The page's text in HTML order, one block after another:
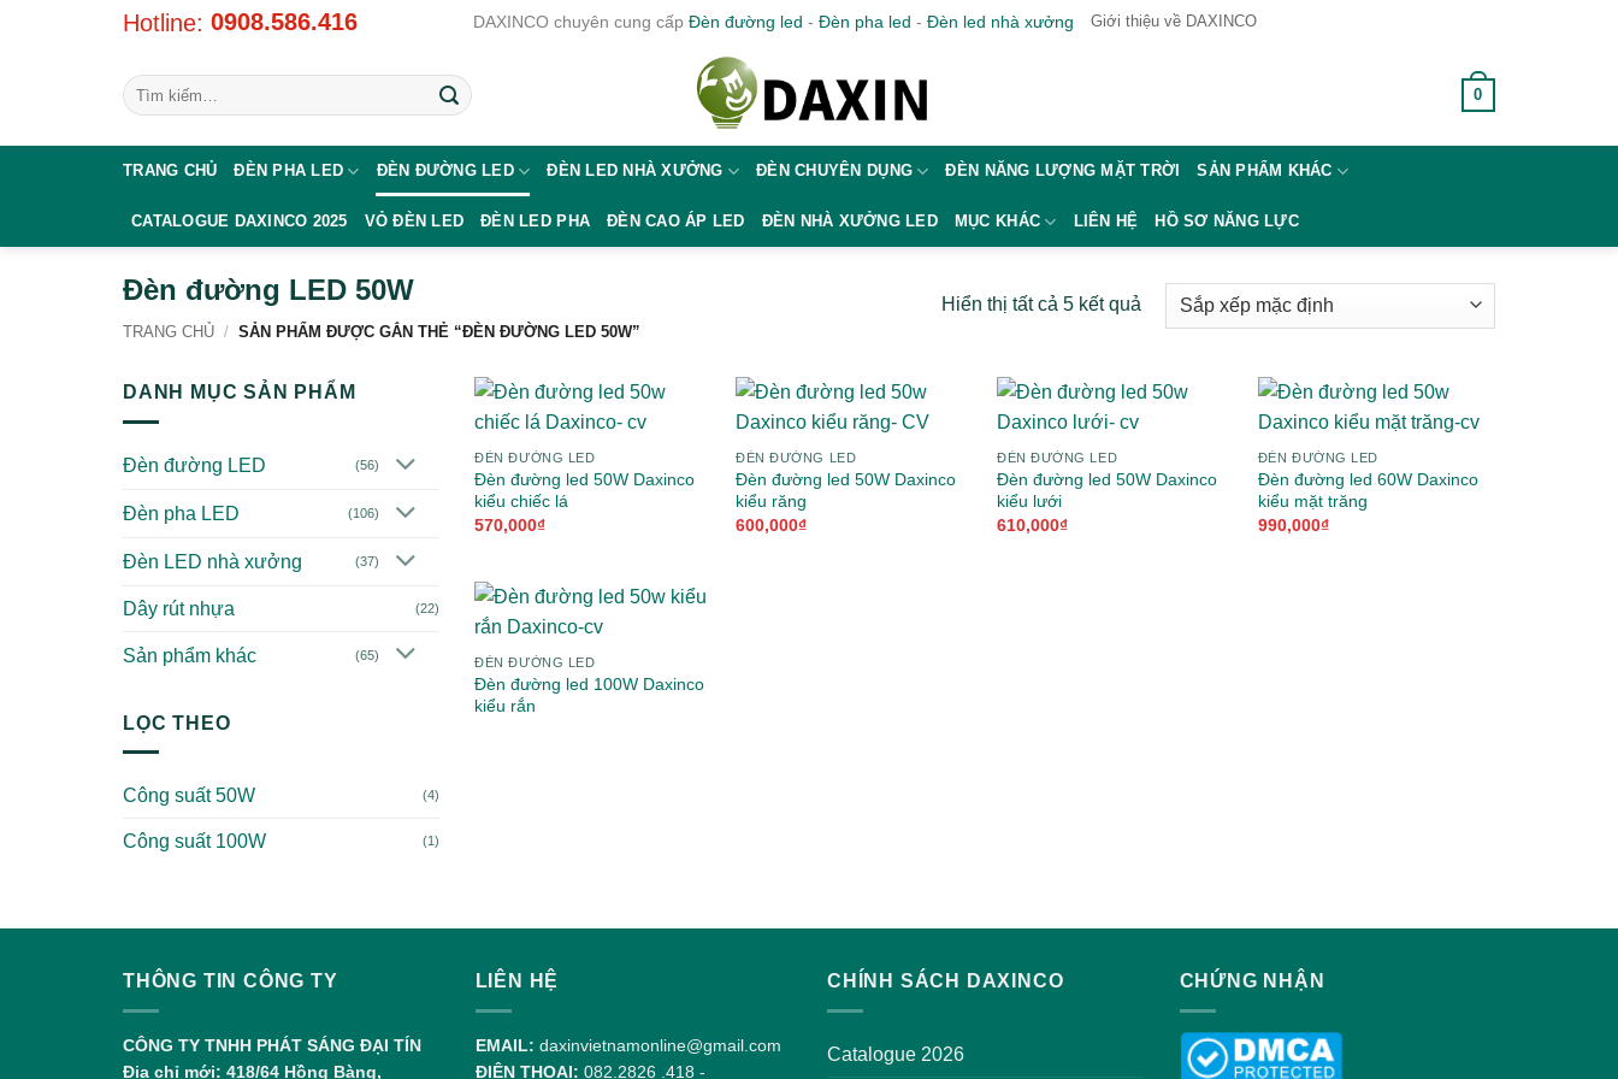
Hotline: 0908.586.416 DAXINCO chuyên cung cấp Đèn đường led - Đèn pha led - Đèn led nhà xưởng Giới thiệu về DAXINCO
Tìm
kiếm:
0
TRANG CHỦ ĐÈN PHA LED ĐÈN ĐƯỜNG LED ĐÈN LED NHÀ XƯỞNG ĐÈN CHUYÊN DỤNG ĐÈN NĂNG LƯỢNG MẶT TRỜI SẢN PHẨM KHÁC
CATALOGUE DAXINCO 2025 VỎ ĐÈN LED ĐÈN LED PHA ĐÈN CAO ÁP LED ĐÈN NHÀ XƯỞNG LED MỤC KHÁC LIÊN HỆ HỒ SƠ NĂNG LỰC
Đèn đường LED 50W
TRANG CHỦ / SẢN PHẨM ĐƯỢC GẮN THẺ “ĐÈN ĐƯỜNG LED 50W”
Hiển thị tất cả 5 kết quả
DANH MỤC SẢN PHẨM
Đèn đường LED (56)
Đèn pha LED (106)
Đèn LED nhà xưởng (37)
Dây rút nhựa (22)
Sản phẩm khác (65)
LỌC THEO
Công suất 50W (4)
Công suất 100W (1)
ĐÈN ĐƯỜNG LED
Đèn đường led 50W Daxinco
kiểu chiếc lá
570,000₫
ĐÈN ĐƯỜNG LED
Đèn đường led 50W Daxinco
kiểu răng
600,000₫
ĐÈN ĐƯỜNG LED
Đèn đường led 50W Daxinco
kiểu lưới
610,000₫
ĐÈN ĐƯỜNG LED
Đèn đường led 60W Daxinco
kiểu mặt trăng
990,000₫
ĐÈN ĐƯỜNG LED
Đèn đường led 100W Daxinco
kiểu rắn
THÔNG TIN CÔNG TY
CÔNG TY TNHH PHÁT SÁNG ĐẠI TÍN
Địa chỉ mới: 418/64 Hồng Bàng,
LIÊN HỆ
EMAIL: daxinvietnamonline@gmail.com
ĐIỆN THOẠI: 082.2826 .418-
CHÍNH SÁCH DAXINCO
Catalogue 2026
CHỨNG NHẬN